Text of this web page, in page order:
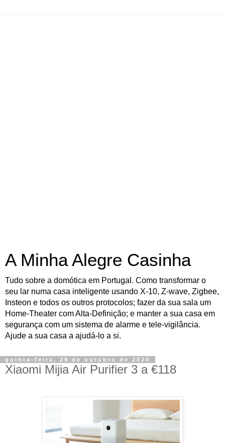
A Minha Alegre Casinha
Tudo sobre a domótica em Portugal. Como transformar o
seu lar numa casa inteligente usando X-10, Z-wave, Zigbee,
Insteon e todos os outros protocolos; fazer da sua sala um
Home-Theater com Alta-Definição; e manter a sua casa em
segurança com um sistema de alarme e tele-vigilância.
Ajude a sua casa a ajudá-lo a si.
quinta-feira, 29 de outubro de 2020
Xiaomi Mijia Air Purifier 3 a €118